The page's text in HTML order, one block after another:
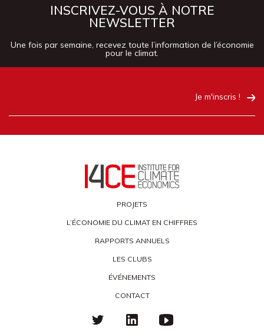
INSCRIVEZ-VOUS À NOTRE
NEWSLETTER
Une fois par semaine, recevez toute l’information de l’économie
pour le climat.
Je m'inscris !
PROJETS
L’ÉCONOMIE DU CLIMAT EN CHIFFRES
RAPPORTS ANNUELS
LES CLUBS
ÉVÉNEMENTS
CONTACT